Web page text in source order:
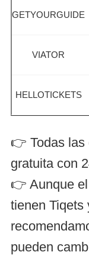
GETYOURGUIDE
VIATOR
HELLOTICKETS
👉 Todas las
gratuita con
👉 Aunque
tienen Tiqets
pueden